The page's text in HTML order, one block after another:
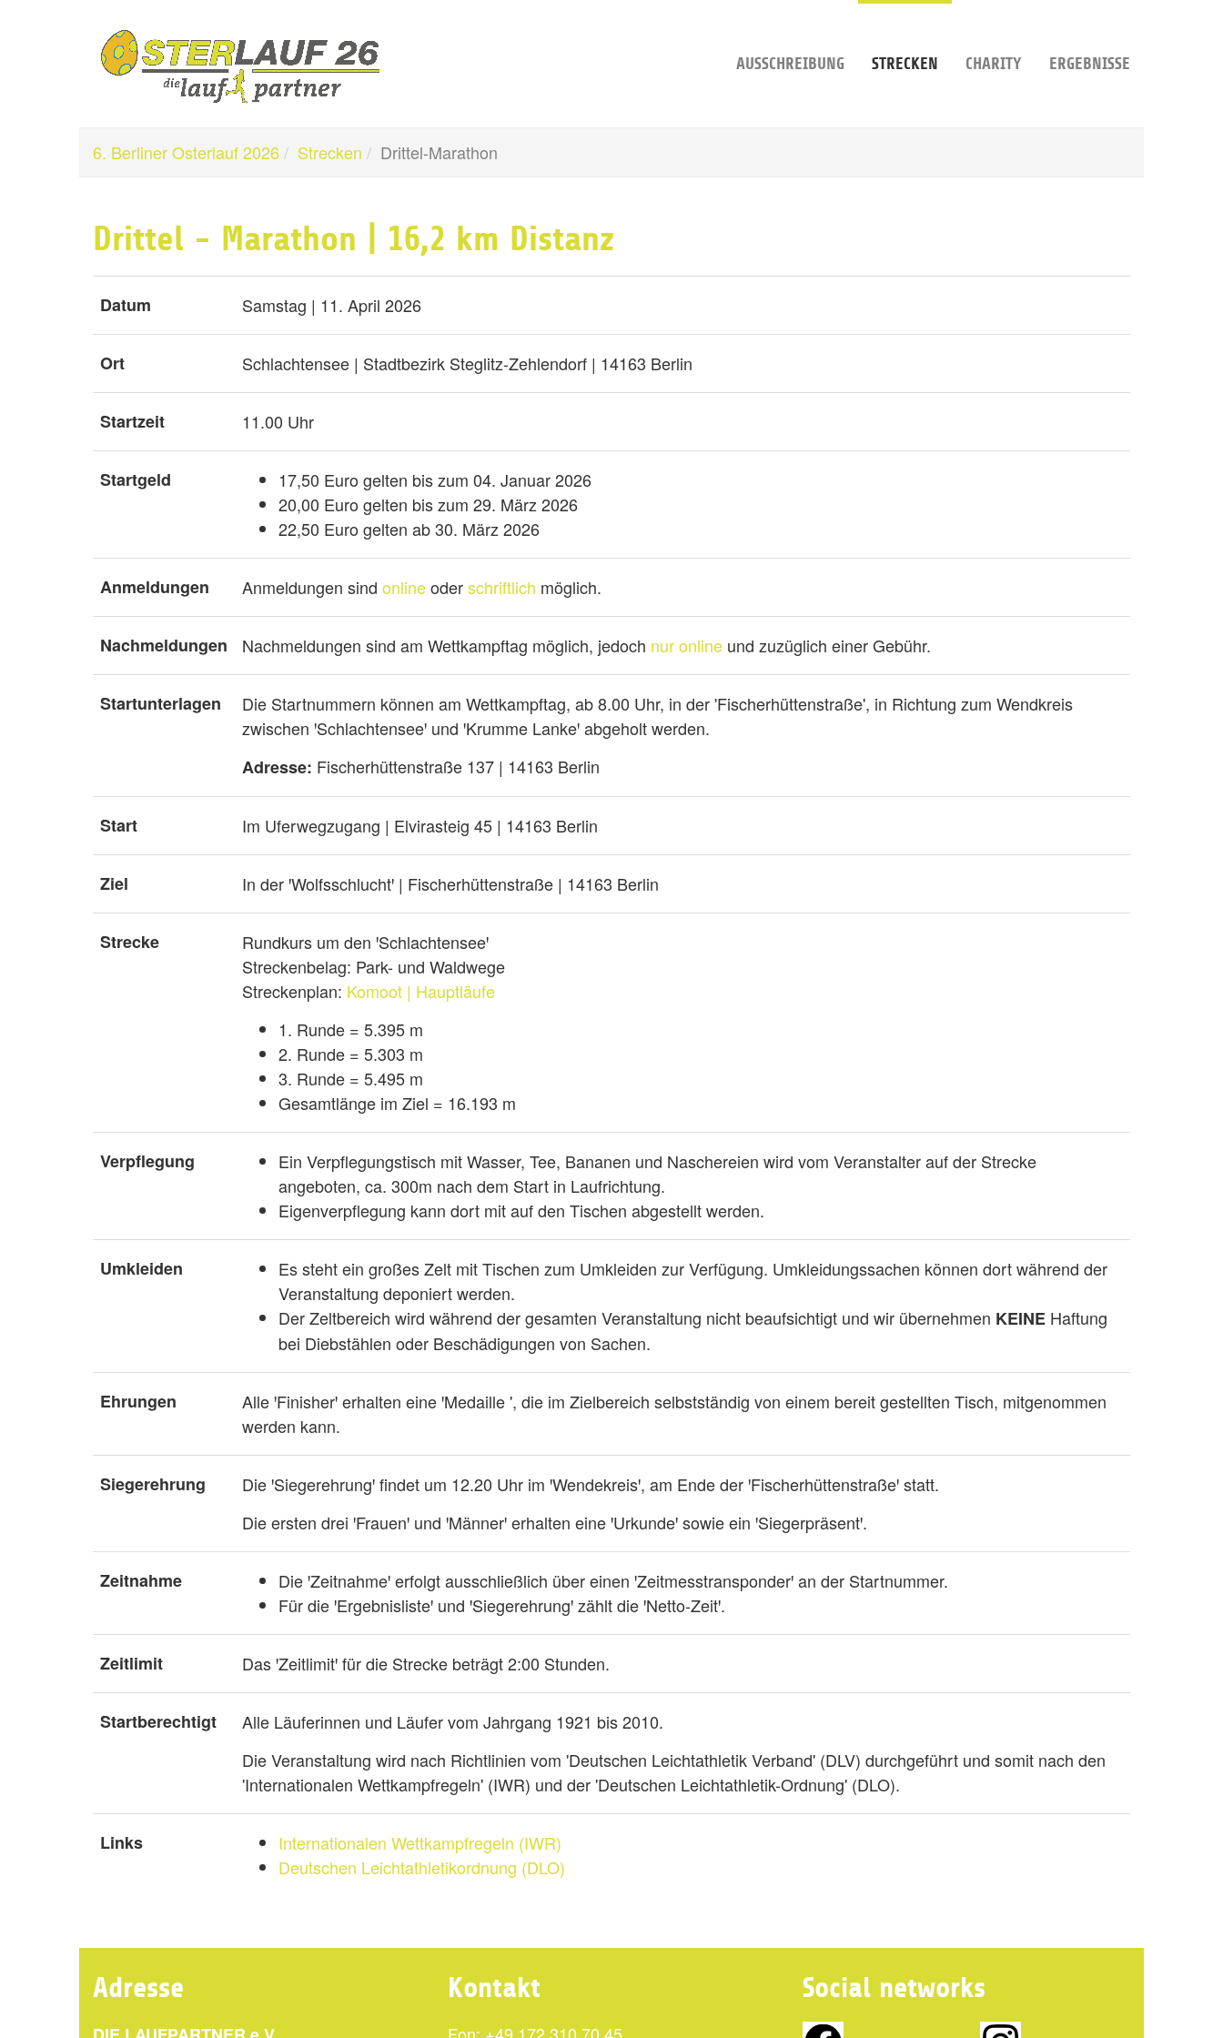
AUSSCHREIBUNG STRECKEN CHARITY ERGEBNISSE
6. Berliner Osterlauf 2026 Strecken Drittel-Marathon
Drittel - Marathon | 16,2 km Distanz
Datum Samstag | 11. April 2026
Ort Schlachtensee | Stadtbezirk Steglitz-Zehlendorf | 14163 Berlin
Startzeit 11.00 Uhr
Startgeld
17,50 Euro gelten bis zum 04. Januar 2026
20,00 Euro gelten bis zum 29. März 2026
22,50 Euro gelten ab 30. März 2026
Anmeldungen Anmeldungen sind onlineoderschriftlich möglich.
Nachmeldungen Nachmeldungen sind am Wettkampftag möglich, jedoch nur online und zuzüglich einer Gebühr.
Startunterlagen
Die Startnummern können am Wettkampftag, ab 8.00 Uhr, in der 'Fischerhüttenstraße', in Richtung zum Wendkreis
zwischen ꞌSchlachtenseeꞌ und ꞌKrumme Lankeꞌ abgeholt werden.
Adresse: Fischerhüttenstraße 137 | 14163 Berlin
Start Im Uferwegzugang | Elvirasteig 45 | 14163 Berlin
Ziel In der ꞌWolfsschluchtꞌ | Fischerhüttenstraße | 14163 Berlin
Strecke
Rundkurs um den ꞌSchlachtenseeꞌ
Streckenbelag: Park- und Waldwege
Streckenplan: Komoot | Hauptläufe
1. Runde = 5.395 m
2. Runde = 5.303 m
3. Runde = 5.495 m
Gesamtlänge im Ziel = 16.193 m
Verpflegung
Ein Verpflegungstisch mit Wasser, Tee, Bananen und Naschereien wird vom Veranstalter auf der Strecke
angeboten, ca. 300m nach dem Start in Laufrichtung.
Eigenverpflegung kann dort mit auf den Tischen abgestellt werden.
Umkleiden
Es steht ein großes Zelt mit Tischen zum Umkleiden zur Verfügung. Umkleidungssachen können dort während der
Veranstaltung deponiert werden.
Der Zeltbereich wird während der gesamten Veranstaltung nicht beaufsichtigt und wir übernehmen KEINE Haftung
bei Diebstählen oder Beschädigungen von Sachen.
Ehrungen
Alle ꞌFinisherꞌ erhalten eine ꞌMedaille ', die im Zielbereich selbstständig von einem bereit gestellten Tisch, mitgenommen
werden kann.
Siegerehrung
Die ꞌSiegerehrungꞌ findet um 12.20 Uhr im ꞌWendekreisꞌ, am Ende der ꞌFischerhüttenstraßeꞌ statt.
Die ersten drei ꞌFrauenꞌ und ꞌMännerꞌ erhalten eine ꞌUrkundeꞌ sowie ein ꞌSiegerpräsentꞌ.
Zeitnahme
⁠Die ꞌZeitnahmeꞌ erfolgt ausschließlich über einen ꞌZeitmesstransponderꞌ an der Startnummer.
⁠Für die ꞌErgebnislisteꞌ und ꞌSiegerehrungꞌ zählt die ꞌNetto-Zeitꞌ.
Zeitlimit Das ꞌZeitlimitꞌ für die Strecke beträgt 2:00 Stunden.
Startberechtigt
Alle Läuferinnen und Läufer vom Jahrgang 1921 bis 2010.
Die Veranstaltung wird nach Richtlinien vom 'Deutschen Leichtathletik Verband' (DLV) durchgeführt und somit nach den
'Internationalen Wettkampfregeln' (IWR) und der 'Deutschen Leichtathletik-Ordnung' (DLO).
Links
Internationalen Wettkampfregeln (IWR)
Deutschen Leichtathletikordnung (DLO)
Adresse Kontakt Social networks